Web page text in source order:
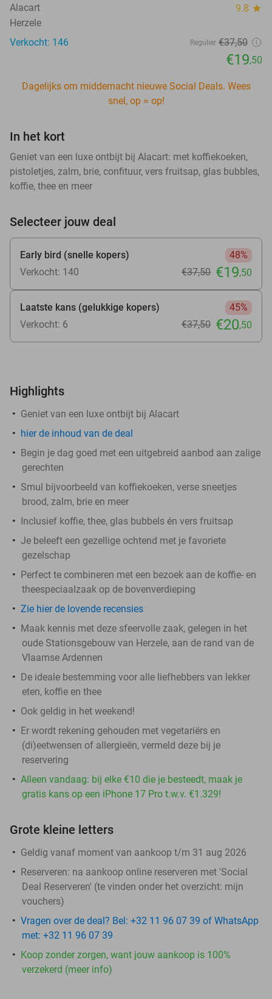
Alacart 9.8 star
Herzele
Verkocht: 146
Regulier €37,50
€19,50
Dagelijks om middernacht nieuwe Social Deals. Wees
snel, op = op!
In het kort
Geniet van een luxe ontbijt bij Alacart: met koffiekoeken,
pistoletjes, zalm, brie, confituur, vers fruitsap, glas bubbles,
koffie, thee en meer
Selecteer jouw deal
Early bird (snelle kopers)
48%
Verkocht: 140
€37,50 €19,50
Laatste kans (gelukkige kopers)
45%
Verkocht: 6
€37,50 €20,50
Highlights
Geniet van een luxe ontbijt bij Alacart
hierde inhoud van de deal
Begin je dag goed met een uitgebreid aanbod aan zalige
gerechten
Smul bijvoorbeeld van koffiekoeken, verse sneetjes
brood, zalm, brie en meer
Inclusief koffie, thee, glas bubbels én vers fruitsap
Je beleeft een gezellige ochtend met je favoriete
gezelschap
Perfect te combineren met een bezoek aan de koffie- en
theespeciaalzaak op de bovenverdieping
Zie hier de lovende recensies
Maak kennis met deze sfeervolle zaak, gelegen in het
oude Stationsgebouw van Herzele, aan de rand van de
Vlaamse Ardennen
De ideale bestemming voor alle liefhebbers van lekker
eten, koffie en thee
Ook geldig in het weekend!
Er wordt rekening gehouden met vegetariërs en
(di)eetwensen of allergieën, vermeld deze bij je
reservering
Alleen vandaag: bij elke €10 die je besteedt, maak je
gratis kans op een iPhone 17 Pro t.w.v. €1.329!
Grote kleine letters
Geldig vanaf moment van aankoop t/m 31 aug 2026
Reserveren: na aankoop online reserveren met 'Social
Deal Reserveren' (te vinden onder het overzicht: mijn
vouchers)
Vragen over de deal? Bel: +32 11 96 07 39 of WhatsApp
met: +32 11 96 07 39
Koop zonder zorgen, want jouw aankoop is 100%
verzekerd (meer info)